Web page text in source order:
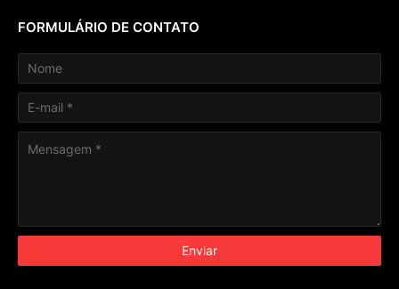
FORMULÁRIO DE CONTATO